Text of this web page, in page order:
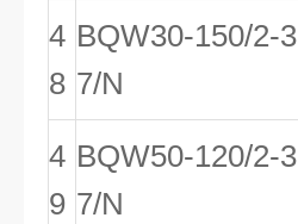
4
8
BQW30-150/2-3
7/N
4
9
BQW50-120/2-3
7/N